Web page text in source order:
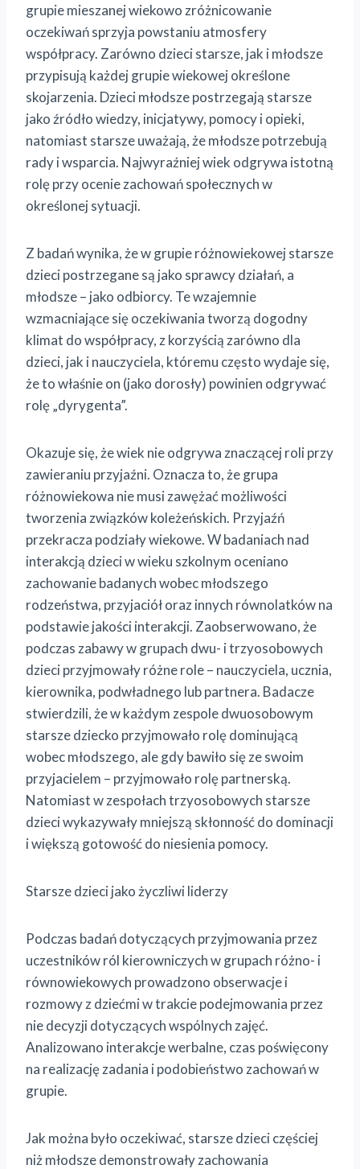
grupie mieszanej wiekowo zróżnicowanie
oczekiwań sprzyja powstaniu atmosfery
współpracy. Zarówno dzieci starsze, jak i młodsze
przypisują każdej grupie wiekowej określone
skojarzenia. Dzieci młodsze postrzegają starsze
jako źródło wiedzy, inicjatywy, pomocy i opieki,
natomiast starsze uważają, że młodsze potrzebują
rady i wsparcia. Najwyraźniej wiek odgrywa istotną
rolę przy ocenie zachowań społecznych w
określonej sytuacji.
Z badań wynika, że w grupie różnowiekowej starsze
dzieci postrzegane są jako sprawcy działań, a
młodsze – jako odbiorcy. Te wzajemnie
wzmacniające się oczekiwania tworzą dogodny
klimat do współpracy, z korzyścią zarówno dla
dzieci, jak i nauczyciela, któremu często wydaje się,
że to właśnie on (jako dorosły) powinien odgrywać
rolę „dyrygenta”.
Okazuje się, że wiek nie odgrywa znaczącej roli przy
zawieraniu przyjaźni. Oznacza to, że grupa
różnowiekowa nie musi zawężać możliwości
tworzenia związków koleżeńskich. Przyjaźń
przekracza podziały wiekowe. W badaniach nad
interakcją dzieci w wieku szkolnym oceniano
zachowanie badanych wobec młodszego
rodzeństwa, przyjaciół oraz innych równolatków na
podstawie jakości interakcji. Zaobserwowano, że
podczas zabawy w grupach dwu- i trzyosobowych
dzieci przyjmowały różne role – nauczyciela, ucznia,
kierownika, podwładnego lub partnera. Badacze
stwierdzili, że w każdym zespole dwuosobowym
starsze dziecko przyjmowało rolę dominującą
wobec młodszego, ale gdy bawiło się ze swoim
przyjacielem – przyjmowało rolę partnerską.
Natomiast w zespołach trzyosobowych starsze
dzieci wykazywały mniejszą skłonność do dominacji
i większą gotowość do niesienia pomocy.
Starsze dzieci jako życzliwi liderzy
Podczas badań dotyczących przyjmowania przez
uczestników ról kierowniczych w grupach różno- i
równowiekowych prowadzono obserwacje i
rozmowy z dziećmi w trakcie podejmowania przez
nie decyzji dotyczących wspólnych zajęć.
Analizowano interakcje werbalne, czas poświęcony
na realizację zadania i podobieństwo zachowań w
grupie.
Jak można było oczekiwać, starsze dzieci częściej
niż młodsze demonstrowały zachowania